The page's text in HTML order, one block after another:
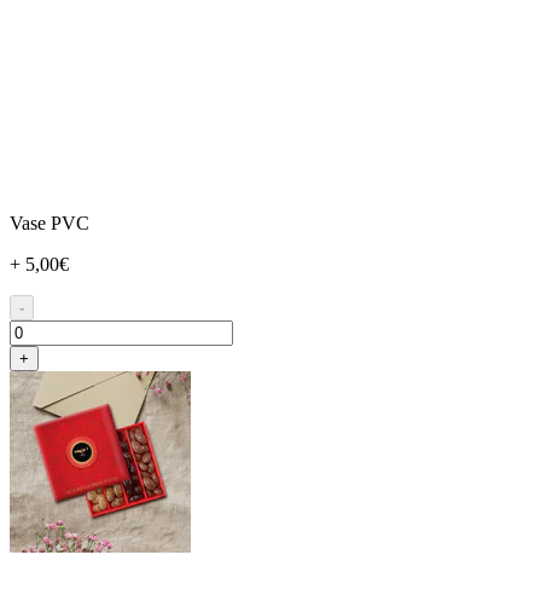
Vase PVC
+ 5,00€
-
+